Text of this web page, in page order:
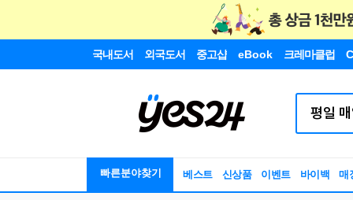
국내도서 외국도서 중고샵 eBook 크레마클럽
빠른분야찾기 베스트 신상품 이벤트 바이백 매